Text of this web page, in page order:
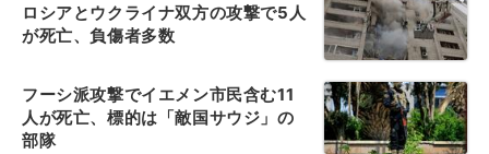
ロシアとウクライナ双方の攻撃で5人
が死亡、負傷者多数
フーシ派攻撃でイエメン市民含む11
人が死亡、標的は「敵国サウジ」の
部隊